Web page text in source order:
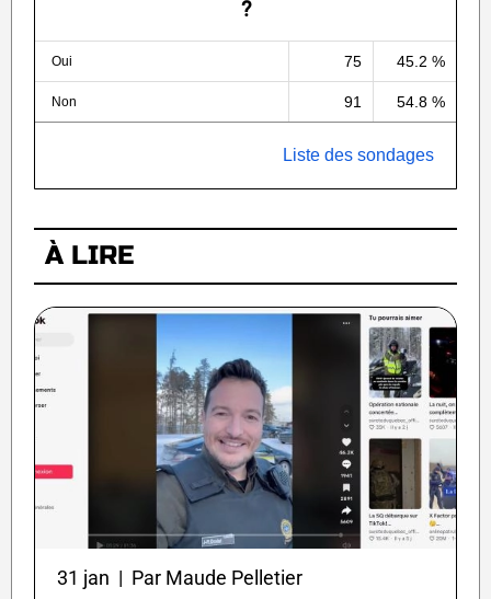
?
Oui 75 45.2 %
Non 91 54.8 %
Liste des sondages
À LIRE
31 jan | Par Maude Pelletier